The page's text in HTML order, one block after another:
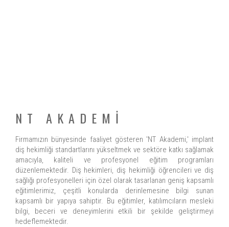
NT AKADEMİ
Firmamızın bünyesinde faaliyet gösteren 'NT Akademi,' implant
diş hekimliği standartlarını yükseltmek ve sektöre katkı sağlamak
amacıyla, kaliteli ve profesyonel eğitim programları
düzenlemektedir. Diş hekimleri, diş hekimliği öğrencileri ve diş
sağlığı profesyonelleri için özel olarak tasarlanan geniş kapsamlı
eğitimlerimiz, çeşitli konularda derinlemesine bilgi sunan
kapsamlı bir yapıya sahiptir. Bu eğitimler, katılımcıların mesleki
bilgi, beceri ve deneyimlerini etkili bir şekilde geliştirmeyi
hedeflemektedir.